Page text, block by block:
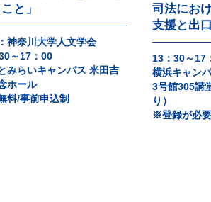
と」
神奈川大学人文学会
～17：00
みらいキャンパス 米田吉
ホール
料/事前申込制
司法にお
支援と出
13：30～17
横浜キャン
3号館305講
り）
※登録が必